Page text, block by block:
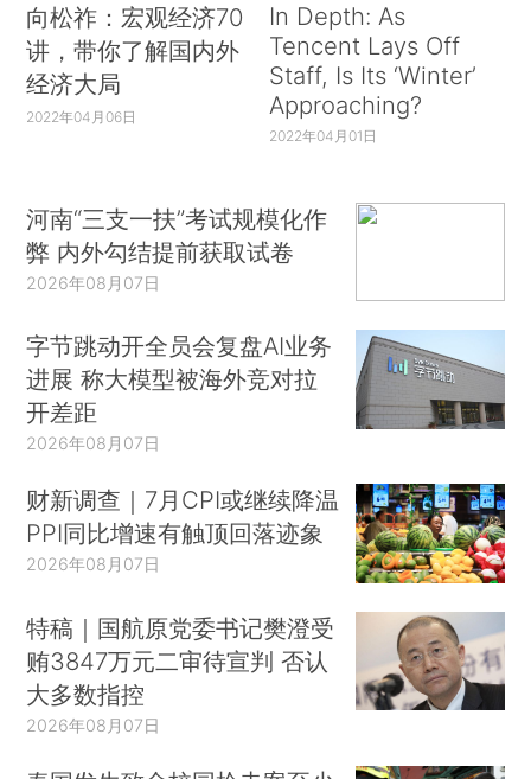
向松祚：宏观经济70
讲，带你了解国内外
经济大局
2022年04月06日
In Depth: As
Tencent Lays Off
Staff, Is Its ‘Winter’
Approaching?
2022年04月01日
河南“三支一扶”考试规模化作
弊 内外勾结提前获取试卷
2026年08月07日
字节跳动开全员会复盘AI业务
进展 称大模型被海外竞对拉
开差距
2026年08月07日
财新调查｜7月CPI或继续降温
PPI同比增速有触顶回落迹象
2026年08月07日
特稿｜国航原党委书记樊澄受
贿3847万元二审待宣判 否认
大多数指控
2026年08月07日